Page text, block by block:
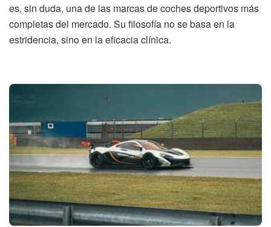
es, sin duda, una de las marcas de coches deportivos más
completas del mercado. Su filosofía no se basa en la
estridencia, sino en la eficacia clínica.